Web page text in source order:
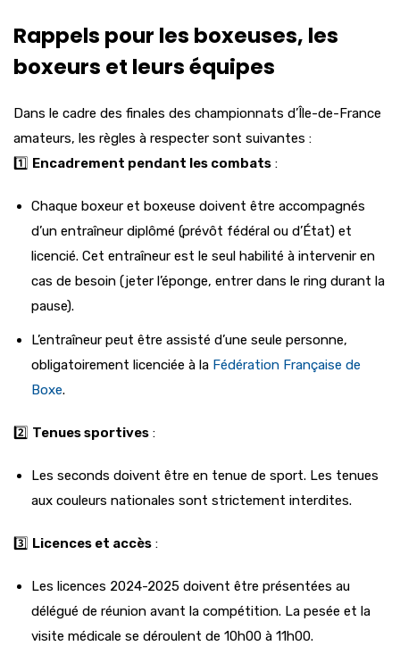
Rappels pour les boxeuses, les
boxeurs et leurs équipes
Dans le cadre des finales des championnats d’Île-de-France
amateurs, les règles à respecter sont suivantes :
1️⃣ Encadrement pendant les combats :
Chaque boxeur et boxeuse doivent être accompagnés
d’un entraîneur diplômé (prévôt fédéral ou d’État) et
licencié. Cet entraîneur est le seul habilité à intervenir en
cas de besoin (jeter l’éponge, entrer dans le ring durant la
pause).
L’entraîneur peut être assisté d’une seule personne,
obligatoirement licenciée à la Fédération Française de
Boxe.
2️⃣ Tenues sportives :
Les seconds doivent être en tenue de sport. Les tenues
aux couleurs nationales sont strictement interdites.
3️⃣ Licences et accès :
Les licences 2024-2025 doivent être présentées au
délégué de réunion avant la compétition. La pesée et la
visite médicale se déroulent de 10h00 à 11h00.